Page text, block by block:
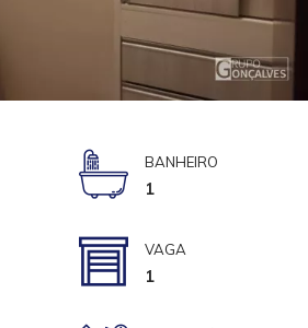
BANHEIRO
1
VAGA
1